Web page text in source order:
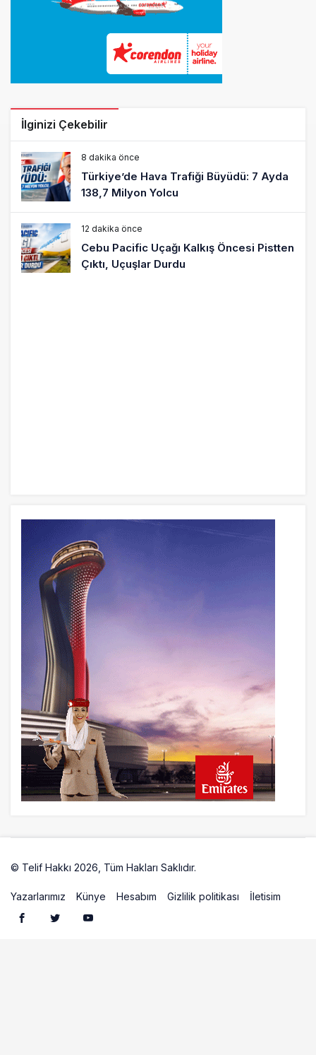
İlginizi Çekebilir
8 dakika önce
Türkiye’de Hava Trafiği Büyüdü: 7 Ayda
138,7 Milyon Yolcu
12 dakika önce
Cebu Pacific Uçağı Kalkış Öncesi Pistten
Çıktı, Uçuşlar Durdu
© Telif Hakkı 2026, Tüm Hakları Saklıdır.
Yazarlarımız Künye Hesabım Gizlilik politikası İletisim